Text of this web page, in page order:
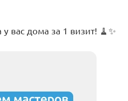
вас дома за 1 визит! 🧹✨